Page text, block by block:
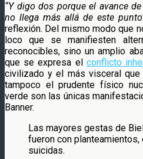
“Y digo dos porque el avance
no llega más allá de este
reflexión. Del mismo modo que
loco que se manifiesten
reconocibles, sino un amplio
que se expresa el conflicto
civilizado y el más visceral que
tampoco el prudente físico
verde son las únicas
Banner.
Las mayores gestas de
fueron con planteamientos,
suicidas.